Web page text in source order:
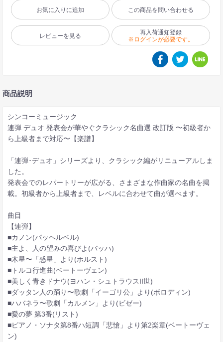
お気に入りに追加 この商品を問い合わせる
レビューを見る
再入荷通知登録
※ログインが必要です。
商品説明
シンコーミュージック
連弾 デュオ 発表会が華やぐクラシック名曲選 改訂版 〜初級者か
ら上級者まで対応〜【楽譜】
「連弾･デュオ」シリーズより、クラシック編がリニューアルしま
した。
発表会でのレパートリーが広がる、さまざまな作曲家の名曲を掲
載。初級者から上級者まで、レベルに合わせて曲が選べます。
曲目
【連弾】
■カノン(パッヘルベル)
■主よ、人の望みの喜びよ(バッハ)
■木星〜「惑星」より(ホルスト)
■トルコ行進曲(ベートーヴェン)
■美しく青きドナウ(ヨハン・シュトラウスII世)
■ダッタン人の踊り〜歌劇「イーゴリ公」より(ボロディン)
■ハバネラ〜歌劇「カルメン」より(ビゼー)
■愛の夢 第3番(リスト)
■ピアノ・ソナタ第8番ハ短調「悲愴」より第2楽章(ベートーヴェ
ン)